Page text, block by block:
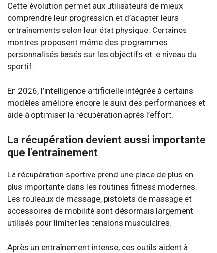
Cette évolution permet aux utilisateurs de mieux
comprendre leur progression et d’adapter leurs
entraînements selon leur état physique. Certaines
montres proposent même des programmes
personnalisés basés sur les objectifs et le niveau du
sportif.
En 2026, l’intelligence artificielle intégrée à certains
modèles améliore encore le suivi des performances et
aide à optimiser la récupération après l’effort.
La récupération devient aussi importante
que l’entraînement
La récupération sportive prend une place de plus en
plus importante dans les routines fitness modernes.
Les rouleaux de massage, pistolets de massage et
accessoires de mobilité sont désormais largement
utilisés pour limiter les tensions musculaires.
Après un entraînement intense, ces outils aident à